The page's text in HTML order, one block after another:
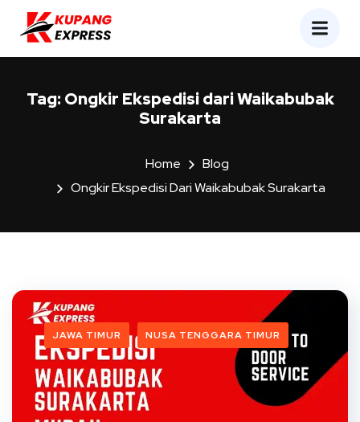
Tag: Ongkir Ekspedisi dari Waikabubak
Surakarta
Home
Blog
Ongkir Ekspedisi Dari Waikabubak Surakarta
JAWA TIMUR NUSA TENGGARA TIMUR